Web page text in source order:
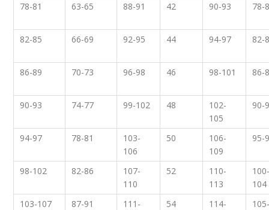
78-81 63-65 88-91 42 90-93 78-
82-85 66-69 92-95 44 94-97 82-
86-89 70-73 96-98 46 98-101 86-
90-93 74-77 99-102 48
102-
105
90-
94-97 78-81
103-
106
50
106-
109
95-
98-102 82-86
107-
110
52
110-
113
104
103-107
87-91
111-
54
114-